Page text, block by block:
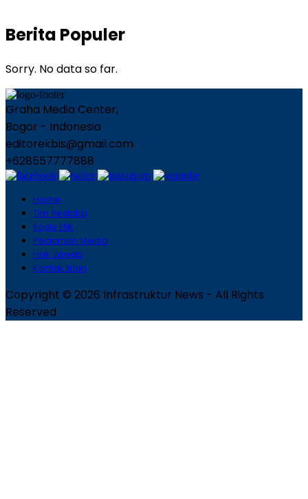
Berita Populer
Sorry. No data so far.
Graha Media Center,
Bogor - Indonesia
editorekbis@gmail.com
+628557777888
Home
Tim Redaksi
Kode Etik
Pedoman Media
Hak Jawab
Kontak Iklan
Copyright © 2026 Infrastruktur News - All Rights
Reserved